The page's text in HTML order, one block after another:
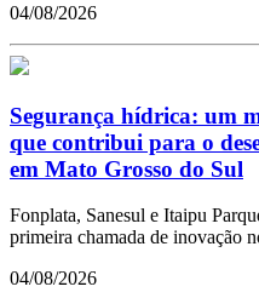
04/08/2026
Segurança hídrica: um
que contribui para o
em Mato Grosso do Sul
Fonplata, Sanesul e Itaipu
primeira chamada de inovação
04/08/2026